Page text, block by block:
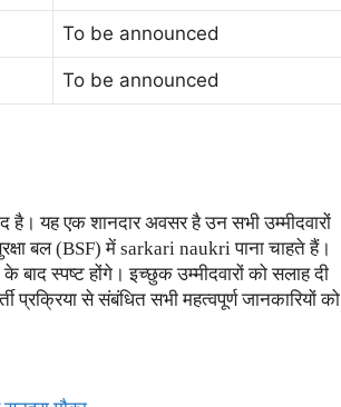
To be announced
To be announced
है। यह एक शानदार अवसर है उन सभी उम्मीदवारों
बल (BSF) में sarkari naukri पाना चाहते हैं।
स्पष्ट होंगे। इच्छुक उम्मीदवारों को सलाह दी
से संबंधित सभी महत्वपूर्ण जानकारियों को